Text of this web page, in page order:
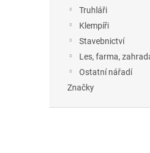
Truhláři
Klempíři
Stavebnictví
Les, farma,
Ostatní nářadí
Značky